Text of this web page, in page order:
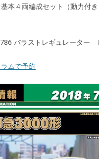
本４両編成セット（動力付き
バラストレギュレーター
ムで予約